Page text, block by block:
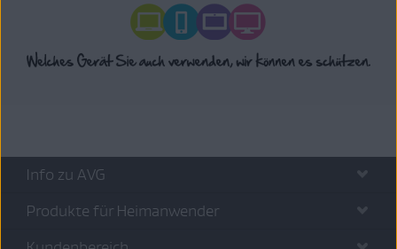
Info zu AVG
Produkte für Heimanwender